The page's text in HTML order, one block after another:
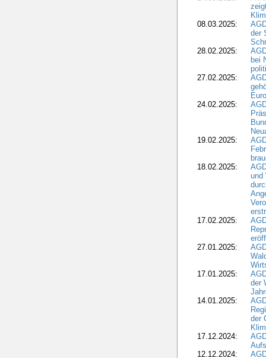
08.03.2025:
der
28.02.2025:
bei
27.02.2025:
24.02.2025:
19.02.2025:
18.02.2025:
und
17.02.2025:
27.01.2025:
17.01.2025:
der
14.01.2025:
der
17.12.2024:
12.12.2024: